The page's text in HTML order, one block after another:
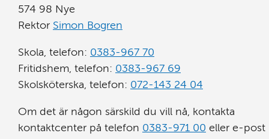
574 98 Nye
Rektor Simon Bogren
Skola, telefon: 0383-967 70
Fritidshem, telefon: 0383-967 69
Skolsköterska, telefon: 072-143 24 04
Om det är någon särskild du vill nå, kontakta
kontaktcenter på telefon 0383-971 00